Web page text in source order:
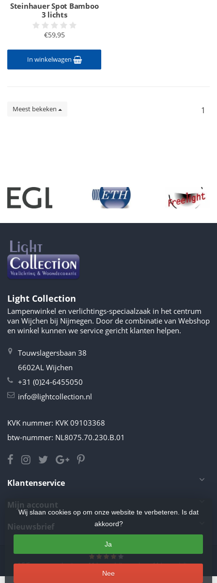
Steinhauer Spot Bamboo
3 lichts
€59,95
In winkelwagen
Meest bekeken 1
Light Collection
Lampenwinkel en verlichtings-speciaalzaak in het centrum
van Wijchen bij Nijmegen. Door de combinatie van Webshop
en winkel kunnen we service gericht klanten helpen.
Touwslagersbaan 38
6602AL Wijchen
+31 (0)24-6455050
info@lightcollection.nl
KVK nummer: KVK 09103368
btw-nummer: NL8075.70.230.B.01
Klantenservice
Mijn account
Nieuwsbrief
4.5/5sterren op basis van11beoordelingen.Lees 11 beoordelingen
Wij slaan cookies op om onze website te verbeteren. Is dat
akkoord?
Ja
Nee